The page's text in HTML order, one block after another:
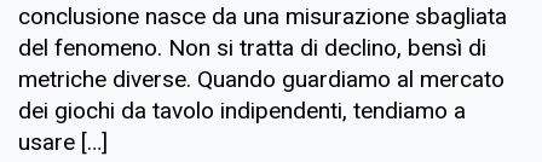
conclusione nasce da una misurazione sbagliata
del fenomeno. Non si tratta di declino, bensì di
metriche diverse. Quando guardiamo al mercato
dei giochi da tavolo indipendenti, tendiamo a
usare […]